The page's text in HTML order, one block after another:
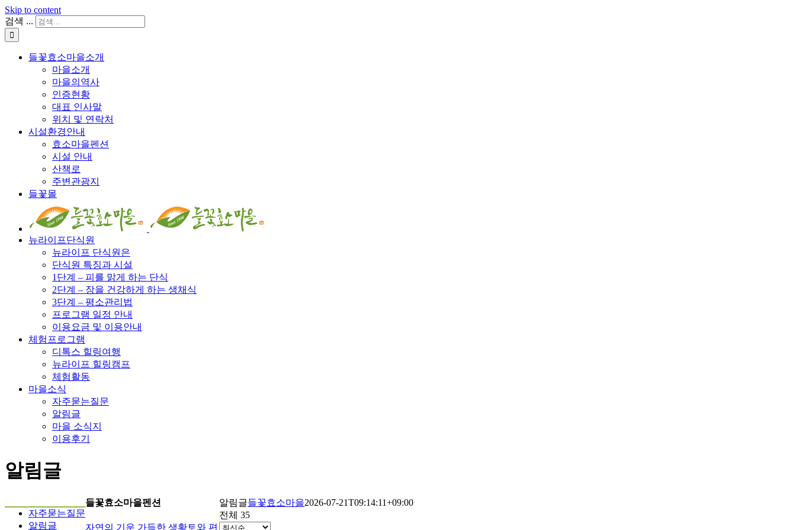
Skip to content
검색 ...
들꽃효소마을소개
마을소개
마을의역사
인증현황
대표 인사말
위치 및 연락처
시설환경안내
효소마을펜션
시설 안내
산책로
주변관광지
들꽃몰
뉴라이프단식원
뉴라이프 단식원은
단식원 특징과 시설
1단계 – 피를 맑게 하는 단식
2단계 – 장을 건강하게 하는 생채식
3단계 – 평소관리법
프로그램 일정 안내
이용요금 및 이용안내
체험프로그램
디톡스 힐링여행
뉴라이프 힐링캠프
체험활동
마을소식
자주묻는질문
알림글
마을 소식지
이용후기
알림글
알림글들꽃효소마을2026-07-21T09:14:11+09:00
전체 35
자주묻는질문
알림글
들꽃효소마을펜션
자연의 기운 가득한 생황토와 편